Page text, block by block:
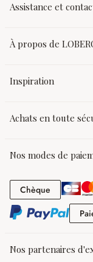
Assistance et
À propos de
Inspiration
Achats en toute
Nos modes de
Chèque Chèque
Nos partenaires